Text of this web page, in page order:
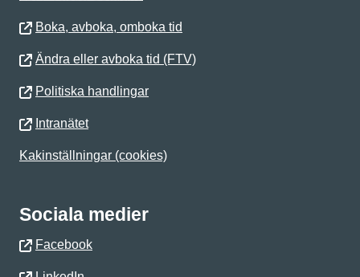
Boka, avboka, omboka tid
Ändra eller avboka tid (FTV)
Politiska handlingar
Intranätet
Kakinställningar (cookies)
Sociala medier
Facebook